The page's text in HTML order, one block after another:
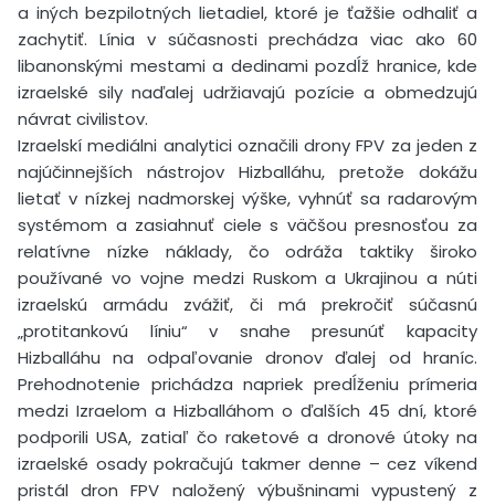
a iných bezpilotných lietadiel, ktoré je ťažšie odhaliť a
zachytiť. Línia v súčasnosti prechádza viac ako 60
libanonskými mestami a dedinami pozdĺž hranice, kde
izraelské sily naďalej udržiavajú pozície a obmedzujú
návrat civilistov.
Izraelskí mediálni analytici označili drony FPV za jeden z
najúčinnejších nástrojov Hizballáhu, pretože dokážu
lietať v nízkej nadmorskej výške, vyhnúť sa radarovým
systémom a zasiahnuť ciele s väčšou presnosťou za
relatívne nízke náklady, čo odráža taktiky široko
používané vo vojne medzi Ruskom a Ukrajinou a núti
izraelskú armádu zvážiť, či má prekročiť súčasnú
„protitankovú líniu“ v snahe presunúť kapacity
Hizballáhu na odpaľovanie dronov ďalej od hraníc.
Prehodnotenie prichádza napriek predĺženiu prímeria
medzi Izraelom a Hizballáhom o ďalších 45 dní, ktoré
podporili USA, zatiaľ čo raketové a dronové útoky na
izraelské osady pokračujú takmer denne – cez víkend
pristál dron FPV naložený výbušninami vypustený z